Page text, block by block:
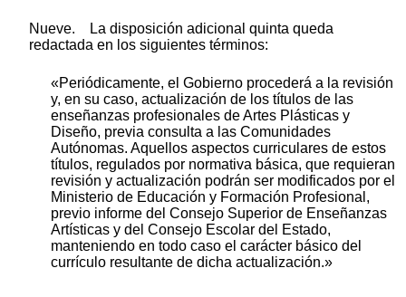
Nueve. La disposición adicional quinta queda
redactada en los siguientes términos:
«Periódicamente, el Gobierno procederá a la revisión
y, en su caso, actualización de los títulos de las
enseñanzas profesionales de Artes Plásticas y
Diseño, previa consulta a las Comunidades
Autónomas. Aquellos aspectos curriculares de estos
títulos, regulados por normativa básica, que requieran
revisión y actualización podrán ser modificados por el
Ministerio de Educación y Formación Profesional,
previo informe del Consejo Superior de Enseñanzas
Artísticas y del Consejo Escolar del Estado,
manteniendo en todo caso el carácter básico del
currículo resultante de dicha actualización.»